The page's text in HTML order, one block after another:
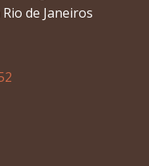
de Janeiros